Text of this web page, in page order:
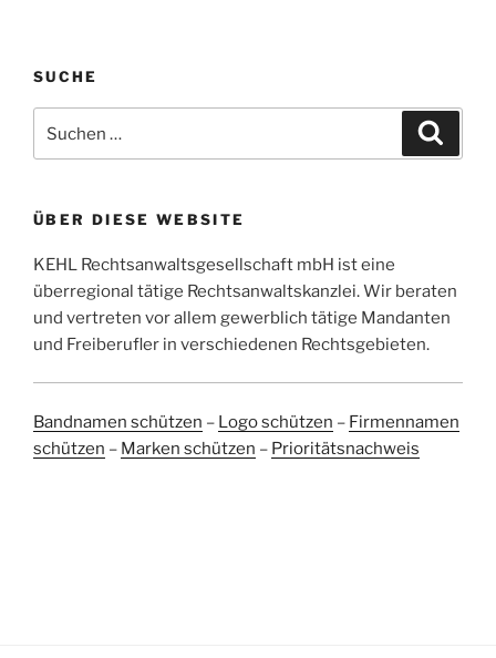
SUCHE
nach:
ÜBER DIESE WEBSITE
KEHL Rechtsanwaltsgesellschaft mbH ist eine
überregional tätige Rechtsanwaltskanzlei. Wir beraten
und vertreten vor allem gewerblich tätige Mandanten
und Freiberufler in verschiedenen Rechtsgebieten.
Bandnamen schützen – Logo schützen – Firmennamen
schützen – Marken schützen – Prioritätsnachweis